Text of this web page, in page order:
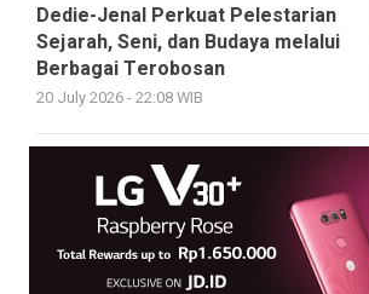
Dedie-Jenal Perkuat Pelestarian
Sejarah, Seni, dan Budaya melalui
Berbagai Terobosan
20 July 2026 - 22:08 WIB